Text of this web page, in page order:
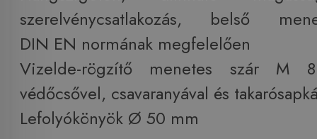
szerelvénycsatlakozás, belső
DIN EN normának megfelelően
Vizelde-rögzítő menetes szár
védőcsővel, csavaranyával és
Lefolyókönyök Ø 50 mm